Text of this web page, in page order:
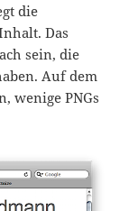
die
Das
sein, die
Auf dem
wenige PNGs